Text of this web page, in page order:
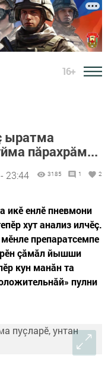
16+
ыратма
пăрахрăм...
23:44 3185 1 2
икӗ енлӗ пневмони
хут анализ илчӗç.
препаратсемпе
çăмăл йышши
кун манăн та
пулни